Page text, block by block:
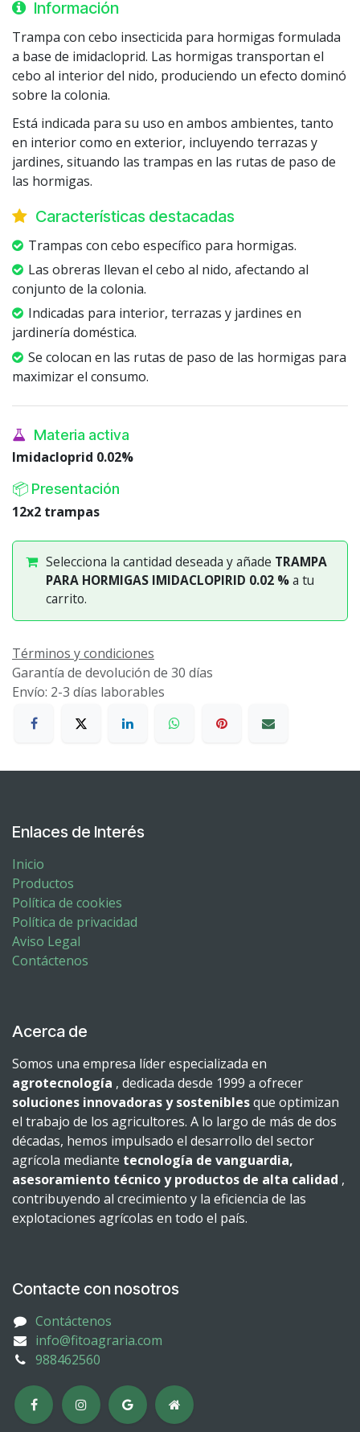
Información
Trampa con cebo insecticida para hormigas formulada
a base de imidacloprid. Las hormigas transportan el
cebo al interior del nido, produciendo un efecto dominó
sobre la colonia.
Está indicada para su uso en ambos ambientes, tanto
en interior como en exterior, incluyendo terrazas y
jardines, situando las trampas en las rutas de paso de
las hormigas.
Características destacadas
Trampas con cebo específico para hormigas.
Las obreras llevan el cebo al nido, afectando al
conjunto de la colonia.
Indicadas para interior, terrazas y jardines en
jardinería doméstica.
Se colocan en las rutas de paso de las hormigas para
maximizar el consumo.
Materia activa
Imidacloprid 0.02%
📦 Presentación
12x2 trampas
Selecciona la cantidad deseada y añade TRAMPA
PARA HORMIGAS IMIDACLOPIRID 0.02 %a tu
carrito.
Términos y condiciones
Garantía de devolución de 30 días
Envío: 2-3 días laborables
Enlaces de Interés
Inicio
Productos
Política de cookies
Política de privacidad
Aviso Legal
Contáctenos
Acerca de
Somos una empresa líder especializada en
agrotecnología , dedicada desde 1999 a ofrecer
soluciones innovadoras y sosteniblesque optimizan
el trabajo de los agricultores. A lo largo de más de dos
décadas, hemos impulsado el desarrollo del sector
agrícola mediante tecnología de vanguardia,
asesoramiento técnico y productos de alta calidad ,
contribuyendo al crecimiento y la eficiencia de las
explotaciones agrícolas en todo el país.
Contacte con nosotros
Contáctenos
info@fitoagraria.com
988462560